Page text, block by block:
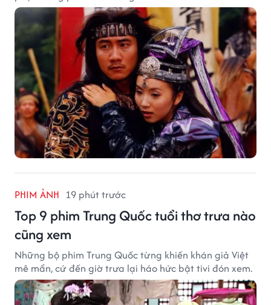
PHIM ẢNH 19 phút trước
Top 9 phim Trung Quốc tuổi thơ trưa nào
cũng xem
Những bộ phim Trung Quốc từng khiến khán giả Việt
mê mẩn, cứ đến giờ trưa lại háo hức bật tivi đón xem.